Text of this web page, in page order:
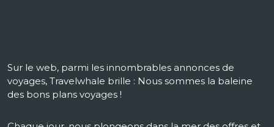
Sur le web, parmi les innombrables annonces de
voyages, Travelwhale brille : Nous sommes la baleine
des bons plans voyages !